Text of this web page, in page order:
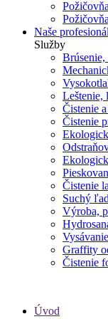
Naše
Služby
Brúsenie,
Leštenie,
Čistenie
Čistenie
Čistenie
Suchý
Výroba,
Graffity
Čistenie
Úvod